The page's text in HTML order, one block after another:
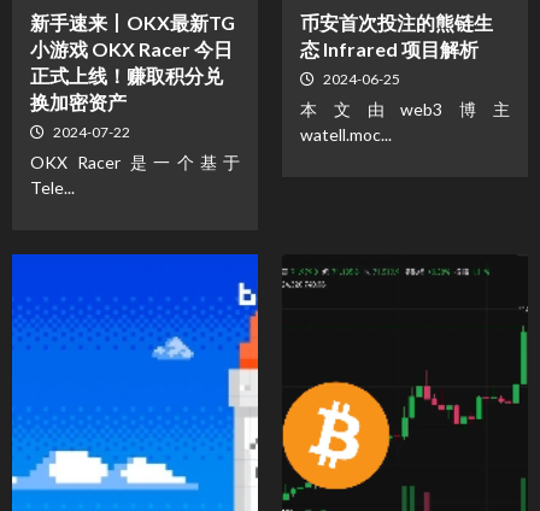
新手速来丨OKX最新TG
小游戏 OKX Racer 今日
正式上线！赚取积分兑
换加密资产
2024-07-22
OKX Racer 是一个基于
Tele...
币安首次投注的熊链生
态 Infrared 项目解析
2024-06-25
本文由web3博主
watell.moc...